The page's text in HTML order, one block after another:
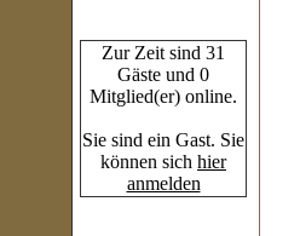
Zur Zeit sind 31
Gäste und 0
Mitglied(er) online.
Sie sind ein Gast. Sie
können sich hier
anmelden